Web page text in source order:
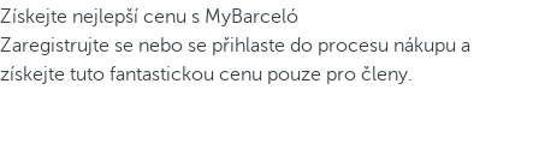
Získejte nejlepší cenu s MyBarceló
Zaregistrujte se nebo se přihlaste do procesu nákupu a
získejte tuto fantastickou cenu pouze pro členy.